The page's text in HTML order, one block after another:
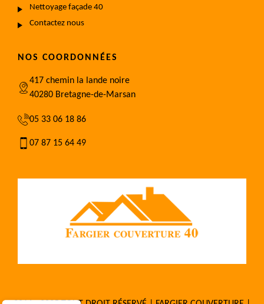
Nettoyage façade 40
Contactez nous
NOS COORDONNÉES
417 chemin la lande noire
40280 Bretagne-de-Marsan
05 33 06 18 86
07 87 15 64 49